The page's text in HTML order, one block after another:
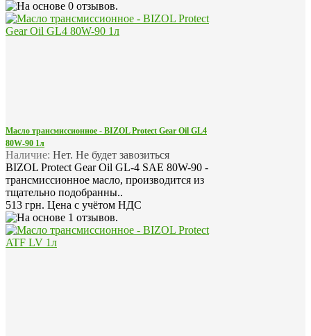
Масло трансмиссионное - BIZOL Protect Gear Oil GL4
80W-90 1л
Наличие: Нет. Не будет завозиться
BIZOL Protect Gear Oil GL-4 SAE 80W-90 -
трансмиссионное масло, производится из
тщательно подобранны..
513 грн. Цена с учётом НДС